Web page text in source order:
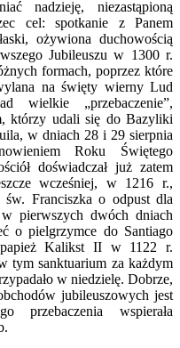
nadzieję, niezastąpioną
cel: spotkanie z Panem
ożywiona duchowością
Jubileuszu w 1300 r.
formach, poprzez które
na święty wierny Lud
wielkie „przebaczenie”,
którzy udali się do Bazyliki
w dniach 28 i 29 sierpnia
Roku Świętego
doświadczał już zatem
wcześniej, w 1216 r.,
Franciszka o odpust dla
pierwszych dwóch dniach
o pielgrzymce do Santiago
papież Kalikst II w 1122 r.
tym sanktuarium za każdym
w niedzielę. Dobrze,
jubileuszowych jest
przebaczenia wspierała